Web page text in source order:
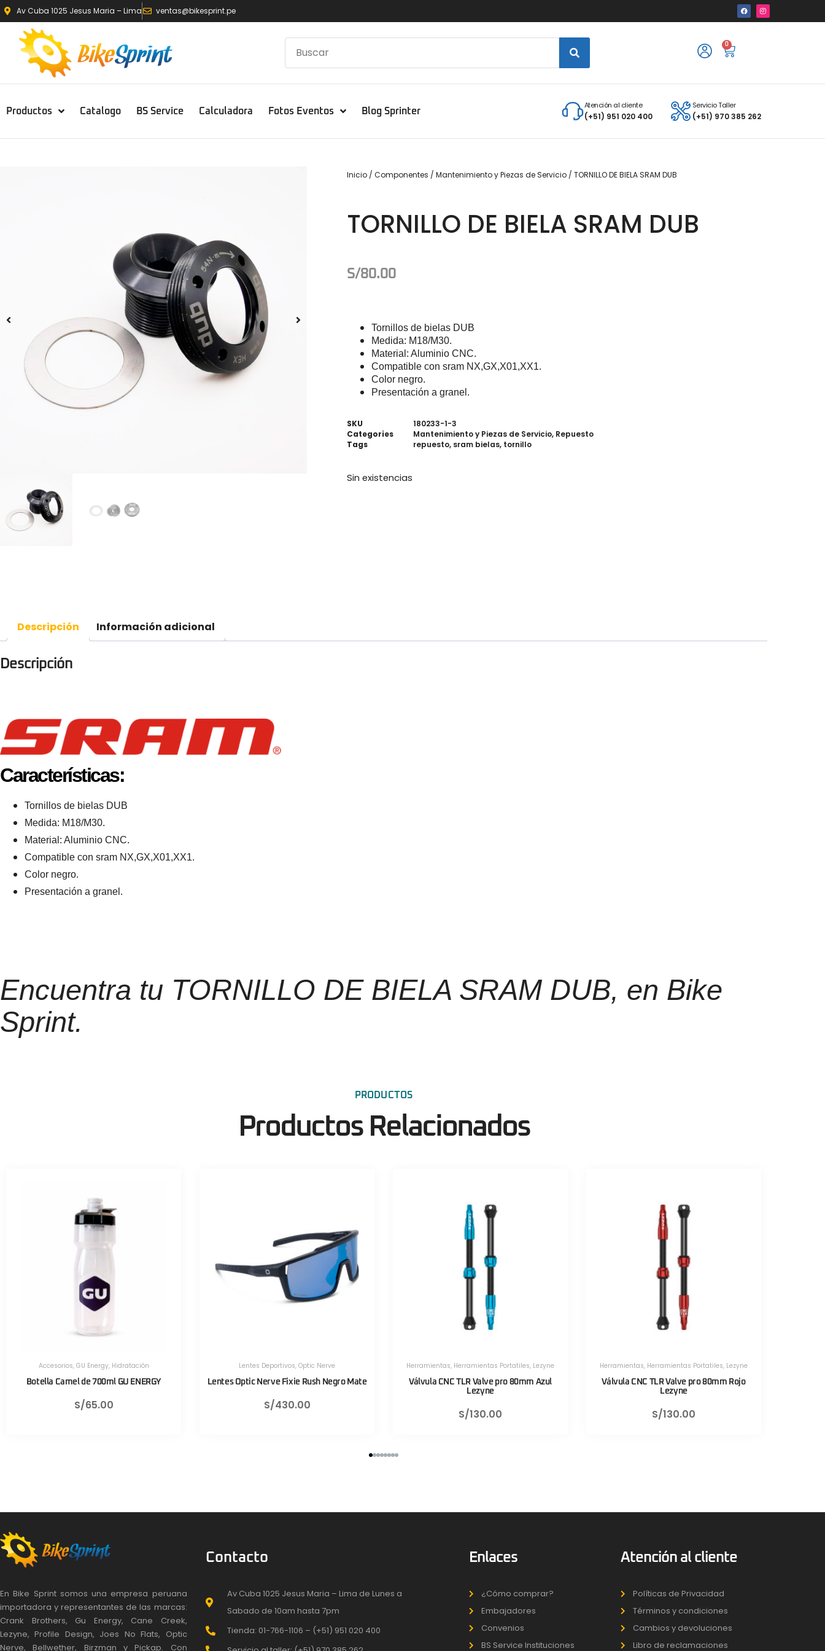
Av Cuba 1025 Jesus Maria – Lima ventas@bikesprint.pe
0
Productos Catalogo BS Service Calculadora Fotos Eventos Blog Sprinter
Atención al cliente
(+51) 951 020 400
Servicio Taller
(+51) 970 385 262
Inicio / Componentes / Mantenimiento y Piezas de Servicio / TORNILLO DE BIELA SRAM DUB
TORNILLO DE BIELA SRAM DUB
S/80.00
Tornillos de bielas DUB
Medida: M18/M30.
Material: Aluminio CNC.
Compatible con sram NX,GX,X01,XX1.
Color negro.
Presentación a granel.
SKU
180233-1-3
Categories
Mantenimiento y Piezas de Servicio, Repuesto
Tags
repuesto, sram bielas, tornillo
Sin existencias
Descripción Información adicional
Descripción
Características:
Tornillos de bielas DUB
Medida: M18/M30.
Material: Aluminio CNC.
Compatible con sram NX,GX,X01,XX1.
Color negro.
Presentación a granel.
Encuentra tu TORNILLO DE BIELA SRAM DUB, en Bike
Sprint.
PRODUCTOS
Productos Relacionados
Lentes Deportivos,Optic Nerve
Lentes Optic Nerve Fixie Rush Negro Mate
S/430.00
Herramientas,Herramientas Portatiles
Válvula CNC TLR Valve pro 80mm Azul
Herramientas,Herramientas Portatiles
Válvula CNC TLR Valve pro 80mm Rojo
Lezyne
S/130.00
Herramientas,Herramientas Portatiles
Válvula CNC TLR Valve pro 80mm Negro
Lezyne
S/130.00
En Bike Sprint somos una empresa peruana
importadora y representantes de las marcas:
Crank Brothers, Gu Energy, Cane Creek,
Lezyne, Profile Design, Joes No Flats, Optic
Nerve, Bellwether, Birzman y Pickap. Con
Contacto
Av Cuba 1025 Jesus Maria – Lima de Lunes a
Sabado de 10am hasta 7pm
Tienda: 01-766-1106 – (+51) 951 020 400
Enlaces
¿Cómo comprar?
Embajadores
Convenios
BS Service Instituciones
Atención al cliente
Políticas de Privacidad
Términos y condiciones
Cambios y devoluciones
Libro de reclamaciones